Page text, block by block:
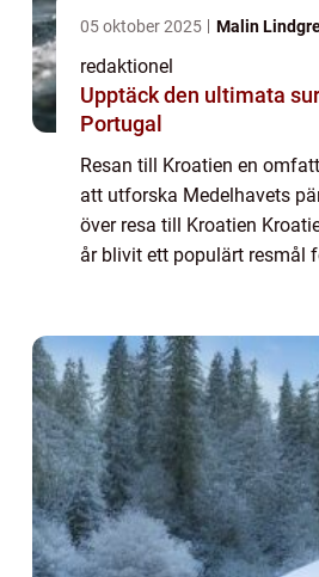
05 oktober 2025 Malin
redaktionel
Upptäck den ultimata
Portugal
Resan till Kroatien en
att utforska Medelhavets
över resa till Kroatien
år blivit ett populärt resmål
Adria...